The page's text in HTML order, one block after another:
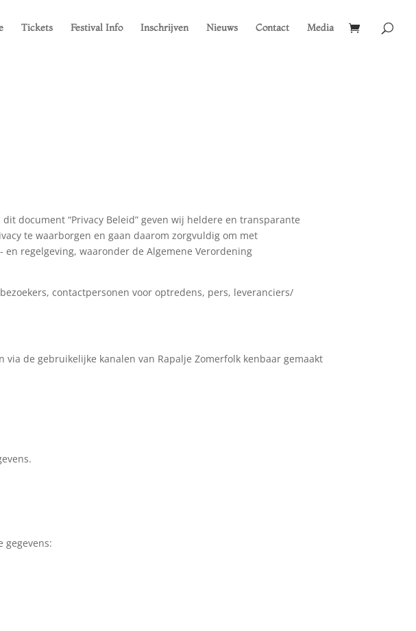
Tickets Festival Info Inschrijven Nieuws Contact Media
document “Privacy Beleid” geven wij heldere en transparante
te waarborgen en gaan daarom zorgvuldig om met
regelgeving, waaronder de Algemene Verordening
contactpersonen voor optredens, pers, leveranciers/
de gebruikelijke kanalen van Rapalje Zomerfolk kenbaar gemaakt
gegevens: